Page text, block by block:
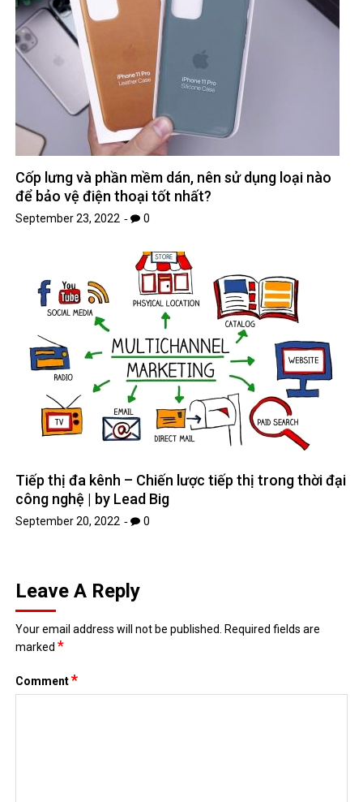
Cốp lưng và phần mềm dán, nên sử dụng loại nào
để bảo vệ điện thoại tốt nhất?
September 23, 2022 0
Tiếp thị đa kênh – Chiến lược tiếp thị trong thời đại
công nghệ | by Lead Big
September 20, 2022 0
Leave A Reply
Your email address will not be published. Required fields are
marked*
Comment*